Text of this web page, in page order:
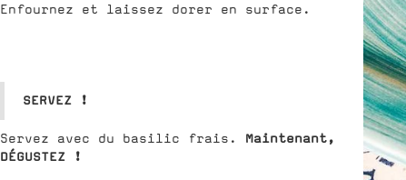
Enfournez et laissez dorer en surface.
SERVEZ !
Servez avec du basilic frais.
Maintenant,
DÉGUSTEZ !